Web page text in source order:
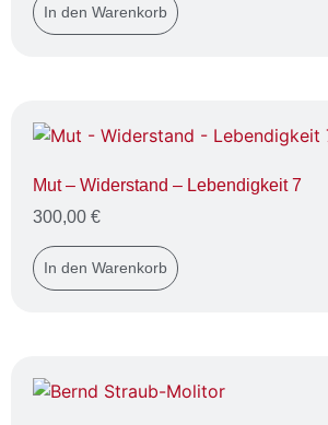
In den Warenkorb
Mut – Widerstand – Lebendigkeit 7
300,00 €
In den Warenkorb